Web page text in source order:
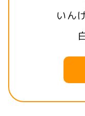
いん